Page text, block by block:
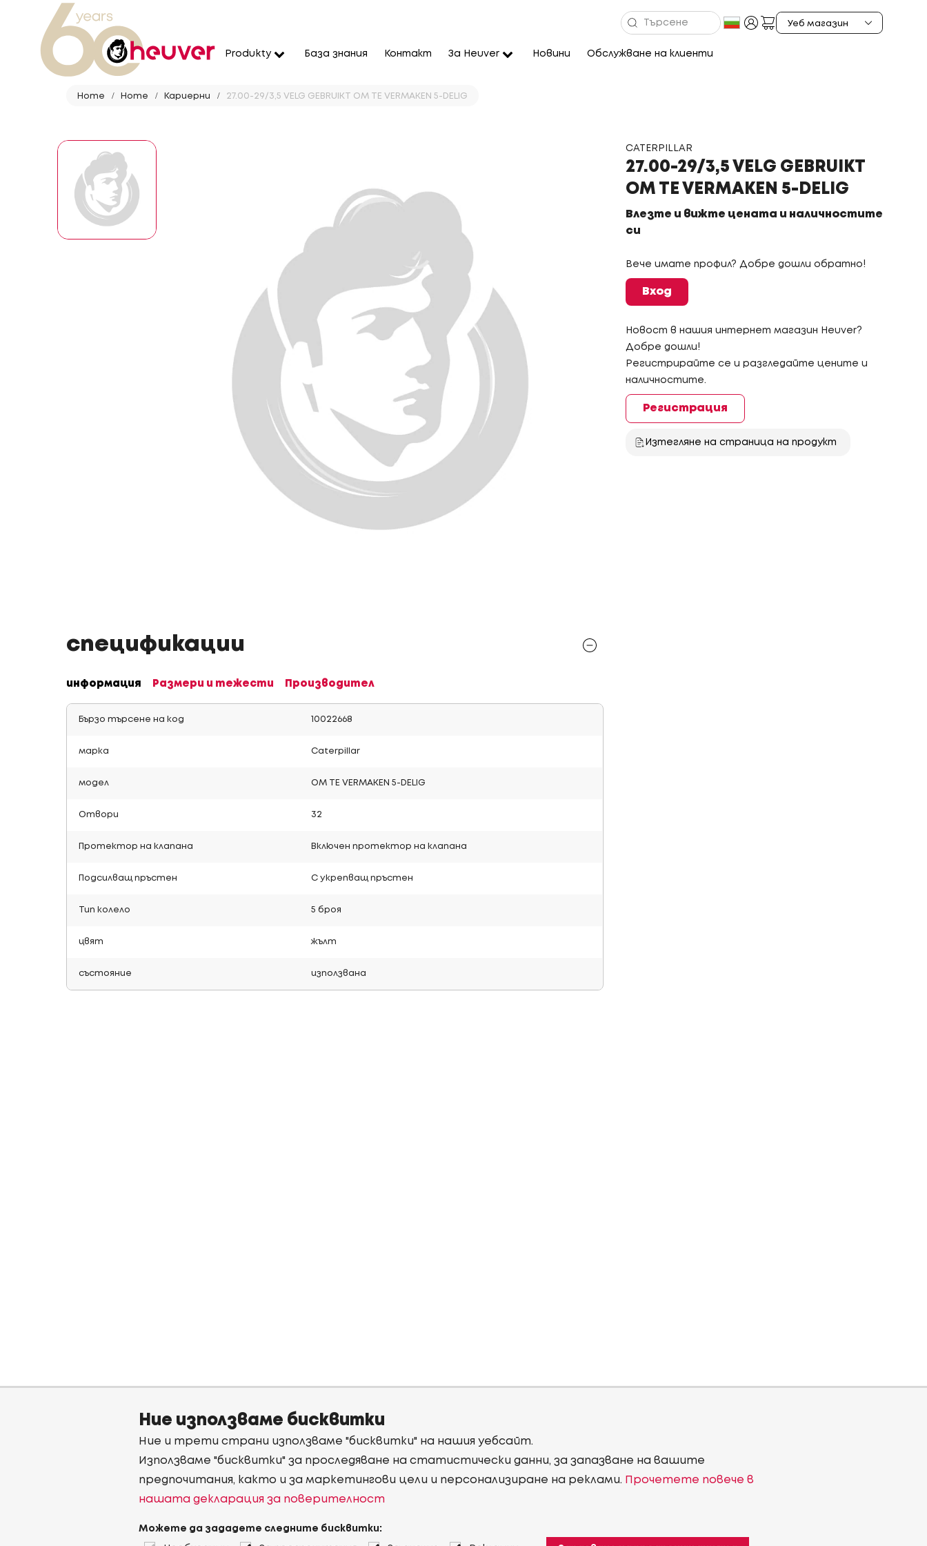
Produkty База знания Контакт За Heuver Новини Обслужване на клиенти
Home Home Кариерни 27.00-29/3,5 VELG GEBRUIKT OM TE VERMAKEN 5-DELIG
CATERPILLAR
27.00-29/3,5 VELG GEBRUIKT
OM TE VERMAKEN 5-DELIG
Влезте и вижте цената и наличностите
си
Вече имате профил? Добре дошли обратно!
Вход
Новост в нашия интернет магазин Heuver?
Добре дошли!
Регистрирайте се и разгледайте цените и
наличностите.
Регистрация
Изтегляне на страница на продукт
спецификации
информация Размери и тежести Производител
Бързо търсене на код 10022668
марка Caterpillar
модел OM TE VERMAKEN 5-DELIG
Отвори 32
Протектор на клапана Включен протектор на клапана
Подсилващ пръстен С укрепващ пръстен
Тип колело 5 броя
цвят жълт
състояние използвана
Ние използваме бисквитки
Ние и трети страни използваме "бисквитки" на нашия уебсайт.
Използваме "бисквитки" за проследяване на статистически данни, за запазване на вашите
предпочитания, както и за маркетингови цели и персонализиране на реклами. Прочетете повече в
нашата декларация за поверителност
Можете да зададете следните бисквитки: